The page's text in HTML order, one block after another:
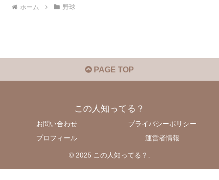
ホーム 野球
PAGE TOP
この人知ってる？
お問い合わせ
プライバシーポリシー
プロフィール
運営者情報
© 2025 この人知ってる？.